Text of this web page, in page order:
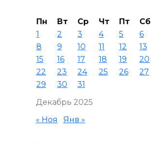
Декабрь 2025
Пн Вт Ср Чт Пт Сб
1
2 3 4 5 6
8
9 10 11 12 13
15
16 17 18 19 20
22
23 24 25 26 27
29
30 31
« Ноя Янв »